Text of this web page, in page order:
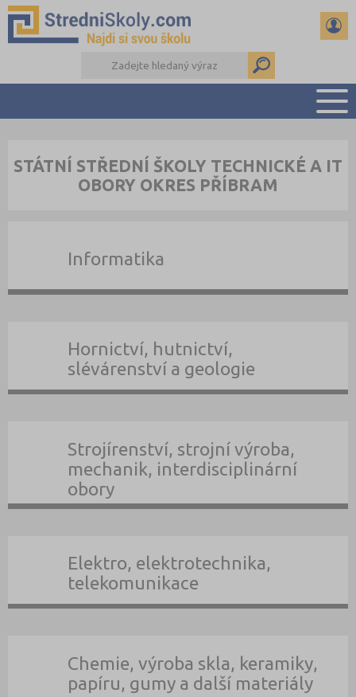
PŘÍPRAVA NA PŘIJÍMAČKY
DŮLEŽITÉ TERMÍNY
STÁTNÍ STŘEDNÍ ŠKOLY TECHNICKÉ A IT
OBORY OKRES PŘÍBRAM
Informatika
Hornictví, hutnictví,
slévárenství a geologie
Strojírenství, strojní výroba,
mechanik, interdisciplinární
obory
Elektro, elektrotechnika,
telekomunikace
Chemie, výroba skla, keramiky,
papíru, gumy a další materiály